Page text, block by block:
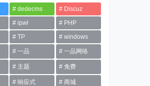
dedecms
Discuz
ipwl
PHP
TP
windows
一品 一品网络
主题 免费
响应式 商城